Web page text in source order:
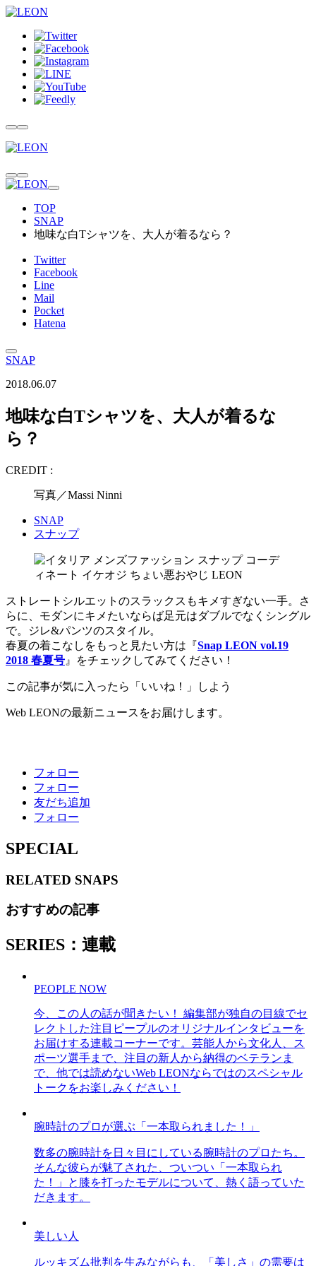
TOP
SNAP
地味な白Tシャツを、大人が着るなら？
Twitter
Facebook
Line
Mail
Pocket
Hatena
SNAP
2018.06.07
地味な白Tシャツを、大人が着るな
ら？
CREDIT :
写真／Massi Ninni
SNAP
スナップ
ストレートシルエットのスラックスもキメすぎない一手。さ
らに、モダンにキメたいならば足元はダブルでなくシングル
で。ジレ&パンツのスタイル。
春夏の着こなしをもっと見たい方は『Snap LEON vol.19
2018 春夏号 』をチェックしてみてください！
この記事が気に入ったら「いいね！」しよう
Web LEONの最新ニュースをお届けします。
フォロー
フォロー
友だち追加
フォロー
SPECIAL
RELATED SNAPS
おすすめの記事
SERIES：連載
PEOPLE NOW
今、この人の話が聞きたい！ 編集部が独自の目線でセ
レクトした注目ピープルのオリジナルインタビューを
お届けする連載コーナーです。芸能人から文化人、ス
ポーツ選手まで、注目の新人から納得のベテランま
で、他では読めないWeb LEONならではのスペシャル
トークをお楽しみください！
腕時計のプロが選ぶ「一本取られました！」
数多の腕時計を日々目にしている腕時計のプロたち。
そんな彼らが魅了された、ついつい「一本取られ
た！」と膝を打ったモデルについて、熱く語っていた
だきます。
美しい人
ルッキズム批判を生みながらも、「美しさ」の需要は